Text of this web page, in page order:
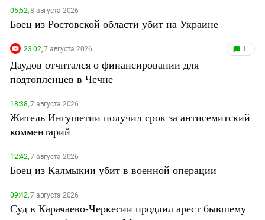
05:52,8 августа 2026
Боец из Ростовской области убит на Украине
23:02,7 августа 2026 1
Даудов отчитался о финансировании для
подтопленцев в Чечне
18:38,7 августа 2026
Житель Ингушетии получил срок за антисемитский
комментарий
12:42,7 августа 2026
Боец из Калмыкии убит в военной операции
09:42,7 августа 2026
Суд в Карачаево-Черкесии продлил арест бывшему